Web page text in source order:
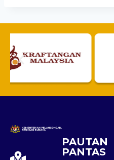
PAUTAN
PANTAS